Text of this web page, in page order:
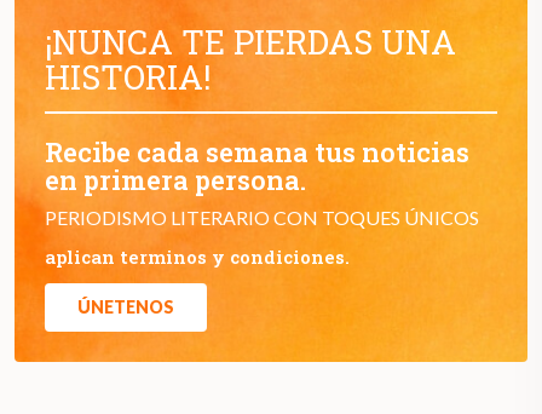
¡NUNCA TE PIERDAS UNA
HISTORIA!
Recibe cada semana tus noticias
en primera persona.
PERIODISMO LITERARIO CON TOQUES ÚNICOS
aplican terminos y condiciones.
ÚNETENOS